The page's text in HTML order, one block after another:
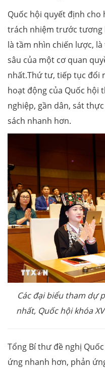
Quốc hội quyết định
trách nhiệm trước tương
là tầm nhìn chiến lược,
sâu của một cơ quan
nhất.Thứ tư, tiếp tục đổi
hoạt động của Quốc hội
nghiệp, gần dân, sát
sách nhanh hơn.
Các đại biểu tham dự
nhất, Quốc hội khóa
Tổng Bí thư đề nghị
ứng nhanh hơn, phản